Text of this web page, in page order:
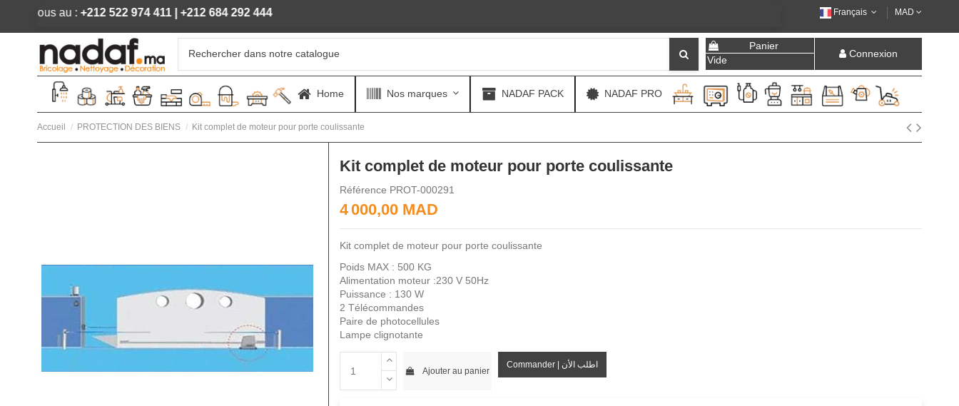
appelez-nous au :+212 522 974 411|+212 684 292 444 Français MAD
Panier
Vide
Connexion
Home Nos marques NADAF PACK NADAF PRO
Accueil PROTECTION DES BIENS Kit complet de moteur pour porte coulissante
Kit complet de moteur pour porte coulissante
Référence PROT-000291
4 000,00 MAD
Kit complet de moteur pour porte coulissante
Poids MAX : 500 KG
Alimentation moteur :230 V 50Hz
Puissance : 130 W
2 Télécommandes
Paire de photocellules
Lampe clignotante
Ajouter au panier
Commander | اطلب الأن